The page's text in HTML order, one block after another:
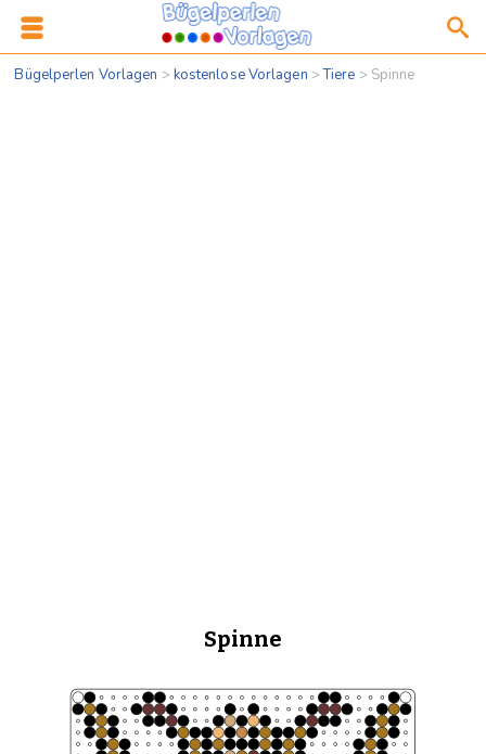
Bügelperlen Vorlagen > kostenlose Vorlagen >Tiere > Spinne
Spinne